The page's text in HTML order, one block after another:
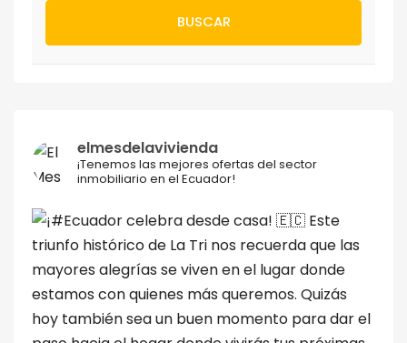
BUSCAR
elmesdelavivienda
¡Tenemos las mejores ofertas del sector
inmobiliario en el Ecuador!